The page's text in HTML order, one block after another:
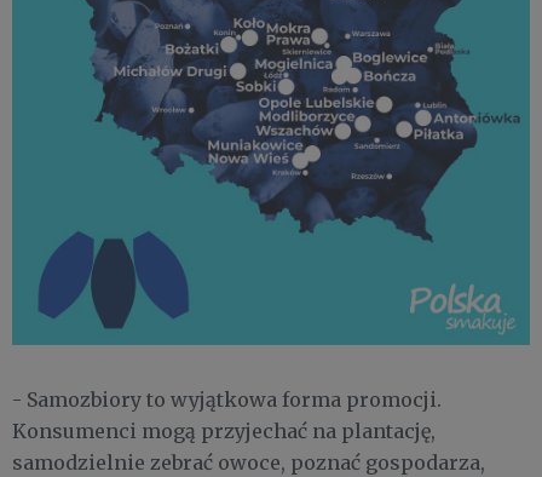
- Samozbiory to wyjątkowa forma promocji.
Konsumenci mogą przyjechać na plantację,
samodzielnie zebrać owoce, poznać gospodarza,